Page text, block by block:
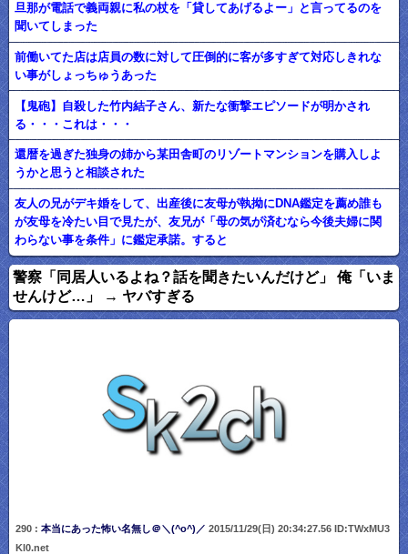
旦那が電話で義両親に私の杖を「貸してあげるよー」と言ってるのを
聞いてしまった
前働いてた店は店員の数に対して圧倒的に客が多すぎて対応しきれな
い事がしょっちゅうあった
【鬼砲】自殺した竹内結子さん、新たな衝撃エピソードが明かされ
る・・・これは・・・
還暦を過ぎた独身の姉から某田舎町のリゾートマンションを購入しよ
うかと思うと相談された
友人の兄がデキ婚をして、出産後に友母が執拗にDNA鑑定を薦め誰も
が友母を冷たい目で見たが、友兄が「母の気が済むなら今後夫婦に関
わらない事を条件」に鑑定承諾。すると
警察「同居人いるよね？話を聞きたいんだけど」 俺「いま
せんけど…」 → ヤバすぎる
290 : 本当にあった怖い名無し＠＼(^o^)／ 2015/11/29(日) 20:34:27.56 ID:TWxMU3
Kl0.net